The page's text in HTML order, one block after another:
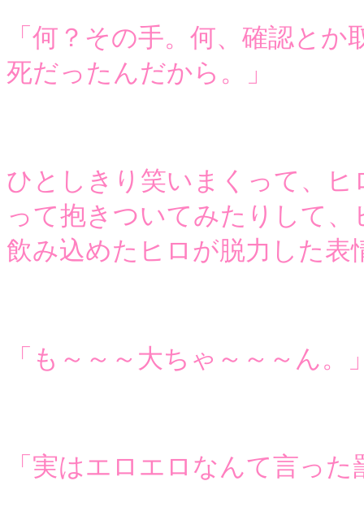
「何？その手。何、確認と
死だったんだから。」
ひとしきり笑いまくって、
って抱きついてみたりして
飲み込めたヒロが脱力した表
「も～～～大ちゃ～～～ん。
「実はエロエロなんて言っ